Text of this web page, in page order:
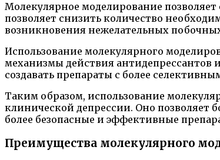
Молекулярное моделирование
позволяет снизить количество
возникновения нежелательных
Использование молекулярного
механизмы действия антидепрессантов
создавать препараты с более
Таким образом, использование
клинической депрессии. Оно позволяет
более безопасные и эффективные
Преимущества молекулярного